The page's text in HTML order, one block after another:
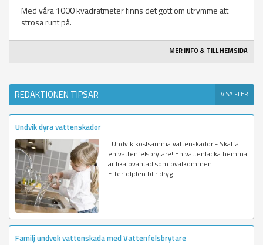
Med våra 1000 kvadratmeter finns det gott om utrymme att
strosa runt på.
MER INFO & TILL HEMSIDA
REDAKTIONEN TIPSAR VISA FLER
Undvik dyra vattenskador
Undvik kostsamma vattenskador - Skaffa
en vattenfelsbrytare! En vattenläcka hemma
är lika oväntad som ovälkommen.
Efterföljden blir dryg...
Familj undvek vattenskada med Vattenfelsbrytare